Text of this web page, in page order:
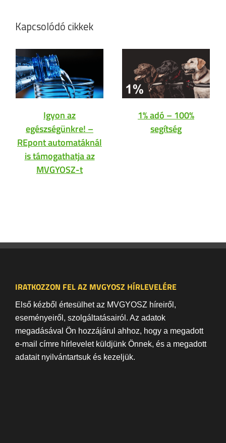
Kapcsolódó cikkek
Igyon az
egészségünkre! –
REpont automatáknál
is támogathatja az
MVGYOSZ-t
1% adó – 100%
segítség
IRATKOZZON FEL AZ MVGYOSZ HÍRLEVELÉRE
Első kézből értesülhet az MVGYOSZ híreiről,
eseményeiről, szolgáltatásairól. Az adatok
megadásával Ön hozzájárul ahhoz, hogy a megadott
e-mail címre hírlevelet küldjünk Önnek, és a megadott
adatait nyilvántartsuk és kezeljük.